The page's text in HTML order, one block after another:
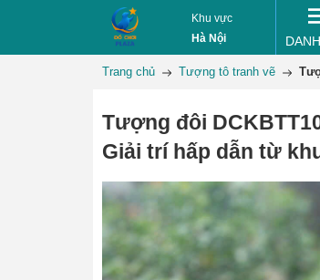
Khu vực
Hà Nội
Trang chủ Tượng tô tranh vẽ
Tượng đôi
Giải trí hấp dẫn từ